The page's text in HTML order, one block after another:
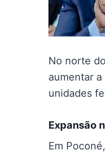
No norte
aumentar
unidades
Expansão
Em